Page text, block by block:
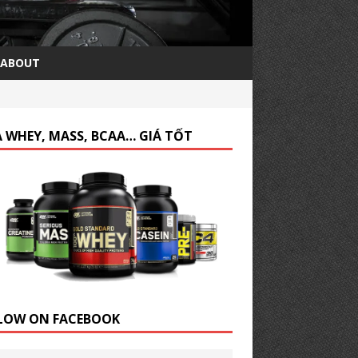
ABOUT
WHEY, MASS, BCAA… GIÁ TỐT
ON FACEBOOK